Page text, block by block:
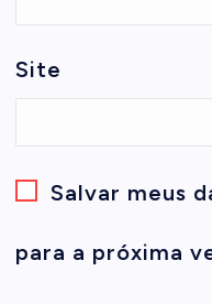
Site
Salvar meus
para a próxima